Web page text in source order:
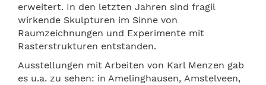
erweitert. In den letzten Jahren sind fragil
wirkende Skulpturen im Sinne von
Raumzeichnungen und Experimente mit
Rasterstrukturen entstanden.
Ausstellungen mit Arbeiten von Karl Menzen gab
es u.a. zu sehen: in Amelinghausen, Amstelveen,